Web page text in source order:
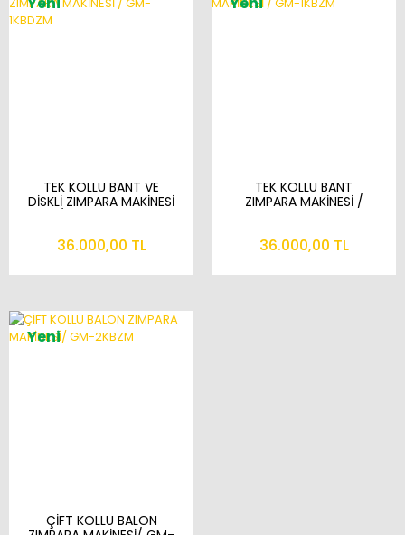
TEK KOLLU BANT VE
DİSKLİ ZIMPARA MAKİNESİ
36.000,00 TL
TEK KOLLU BANT
ZIMPARA MAKİNESİ /
36.000,00 TL
Yeni
ÇİFT KOLLU BALON